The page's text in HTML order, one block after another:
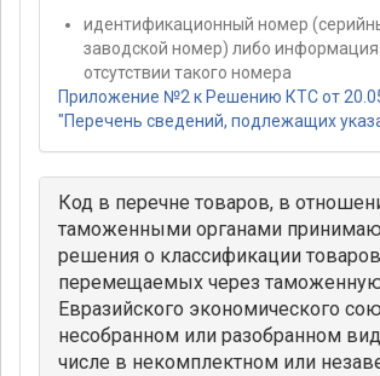
идентификационный номер
заводской номер) либо информация
отсутствии такого номера
Приложение №2 к Решению КТС от
"Перечень сведений, подлежащих
Код в перечне товаров, в
таможенными органами
решения о классификации
перемещаемых через
Евразийского экономического
несобранном или разобранном
числе в некомплектном или